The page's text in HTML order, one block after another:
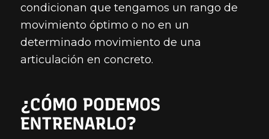
condicionan que tengamos un rango de
movimiento óptimo o no en un
determinado movimiento de una
articulación en concreto.
¿CÓMO PODEMOS
ENTRENARLO?